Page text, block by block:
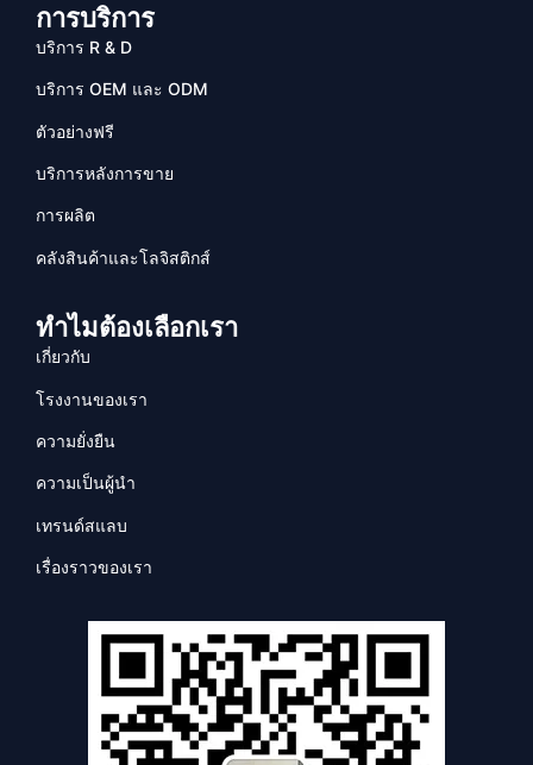
การบริการ
บริการ R & D
บริการ OEM และ ODM
ตัวอย่างฟรี
บริการหลังการขาย
การผลิต
คลังสินค้าและโลจิสติกส์
ทำไมต้องเลือกเรา
เกี่ยวกับ
โรงงานของเรา
ความยั่งยืน
ความเป็นผู้นำ
เทรนด์สแลบ
เรื่องราวของเรา